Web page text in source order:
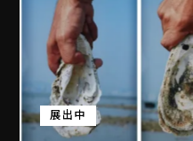
展出中